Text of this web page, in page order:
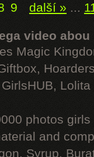
9 další » ...
video abou
Magic
Lolita
photos
and
Syrup,